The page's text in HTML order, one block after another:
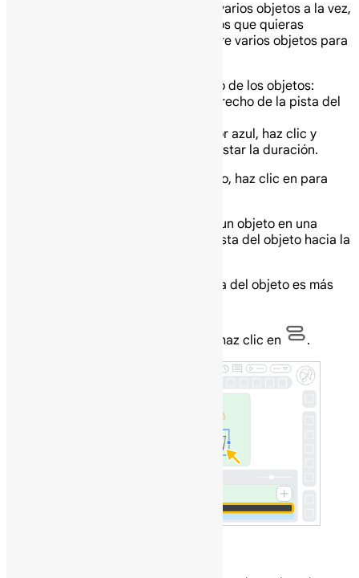
Consejo: Para cambiar el tiempo de varios objetos a la vez,
presiona Shift y haz clic en los objetos que quieras
seleccionar. O arrastra el cursor sobre varios objetos para
Para acortar o alargar el tiempo de los objetos:
Apunta al borde izquierdo o derecho de la pista del
Cuando aparezca el controlador azul, haz clic y
arrastra el controlador para ajustar la duración.
Consejo: Encima de la línea de tiempo, haz clic en para
Para cambiar cuándo aparece un objeto en una
escena, haz clic y arrastra la pista del objeto hacia la
Consejo: Esto solo funciona si la pista del objeto es más
Para cerrar la vista de tiempo, haz clic en .